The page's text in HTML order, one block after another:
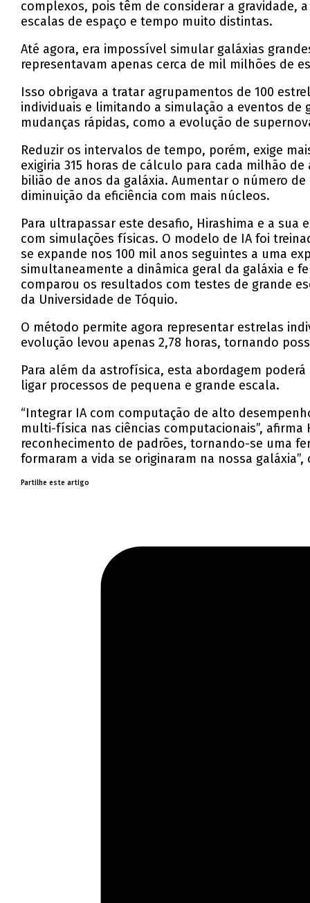
complexos, pois têm de considerar a gravidade,
escalas de espaço e tempo muito distintas.
Até agora, era impossível simular galáxias
representavam apenas cerca de mil milhões de
Isso obrigava a tratar agrupamentos de 100
individuais e limitando a simulação a eventos
mudanças rápidas, como a evolução de
Reduzir os intervalos de tempo, porém, exige
exigiria 315 horas de cálculo para cada milhão
bilião de anos da galáxia. Aumentar o número
diminuição da eficiência com mais núcleos.
Para ultrapassar este desafio, Hirashima e a
com simulações físicas. O modelo de IA foi
se expande nos 100 mil anos seguintes a uma
simultaneamente a dinâmica geral da galáxia e
comparou os resultados com testes de grande
da Universidade de Tóquio.
O método permite agora representar estrelas
evolução levou apenas 2,78 horas, tornando
Para além da astrofísica, esta abordagem
ligar processos de pequena e grande escala.
“Integrar IA com computação de alto
multi-física nas ciências computacionais”,
reconhecimento de padrões, tornando-se uma
formaram a vida se originaram na nossa galáxia”,
Partilhe este artigo